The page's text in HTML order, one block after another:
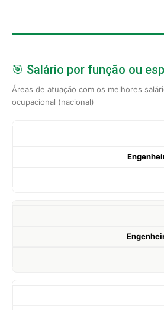
🎯 Salário por função ou
Áreas de atuação com os melhores
ocupacional (nacional)